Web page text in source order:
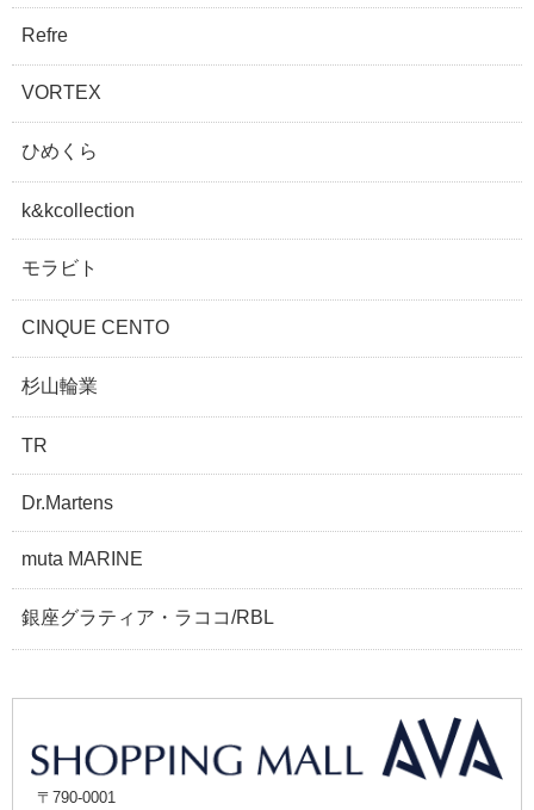
Refre
VORTEX
ひめくら
k&kcollection
モラビト
CINQUE CENTO
杉山輪業
TR
Dr.Martens
muta MARINE
銀座グラティア・ラココ/RBL
〒790-0001